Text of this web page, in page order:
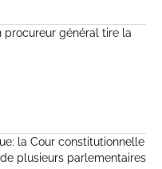
procureur général tire la
la Cour constitutionnelle
plusieurs parlementaires